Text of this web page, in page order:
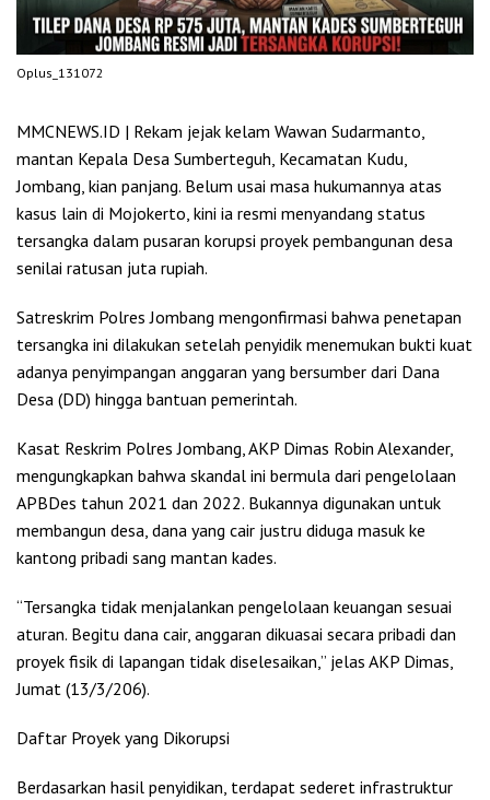
Oplus_131072
MMCNEWS.ID | Rekam jejak kelam Wawan Sudarmanto,
mantan Kepala Desa Sumberteguh, Kecamatan Kudu,
Jombang, kian panjang. Belum usai masa hukumannya atas
kasus lain di Mojokerto, kini ia resmi menyandang status
tersangka dalam pusaran korupsi proyek pembangunan desa
senilai ratusan juta rupiah.
Satreskrim Polres Jombang mengonfirmasi bahwa penetapan
tersangka ini dilakukan setelah penyidik menemukan bukti kuat
adanya penyimpangan anggaran yang bersumber dari Dana
Desa (DD) hingga bantuan pemerintah.
Kasat Reskrim Polres Jombang, AKP Dimas Robin Alexander,
mengungkapkan bahwa skandal ini bermula dari pengelolaan
APBDes tahun 2021 dan 2022. Bukannya digunakan untuk
membangun desa, dana yang cair justru diduga masuk ke
kantong pribadi sang mantan kades.
“Tersangka tidak menjalankan pengelolaan keuangan sesuai
aturan. Begitu dana cair, anggaran dikuasai secara pribadi dan
proyek fisik di lapangan tidak diselesaikan,” jelas AKP Dimas,
Jumat (13/3/206).
Daftar Proyek yang Dikorupsi
Berdasarkan hasil penyidikan, terdapat sederet infrastruktur